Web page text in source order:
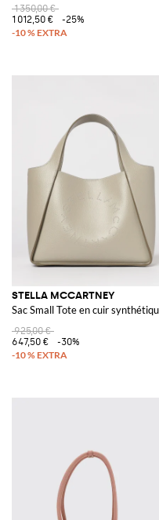
1 350,00 €
1 012,50 €
-25%
STELLA MCCARTNEY
Sac Small Tote en cuir
925,00 €
647,50 €
-30%